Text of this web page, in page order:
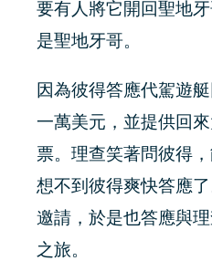
要有人將它開回聖地
是聖地牙哥。
因為彼得答應代駕遊
一萬美元，並提供回
票。理查笑著問彼得
想不到彼得爽快答應
邀請，於是也答應與
之旅。